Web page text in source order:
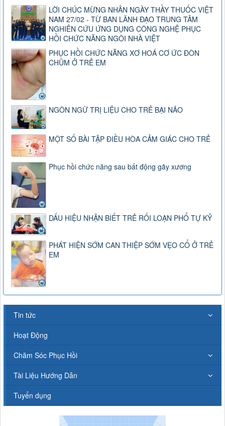
LỜI CHÚC MỪNG NHÂN NGÀY THẦY THUỐC VIỆT
NAM 27/02 - TỪ BAN LÃNH ĐẠO TRUNG TÂM
NGHIÊN CỨU ỨNG DỤNG CÔNG NGHỆ PHỤC
HỒI CHỨC NĂNG NGÔI NHÀ VIỆT
PHỤC HỒI CHỨC NĂNG XƠ HOÁ CƠ ỨC ĐÒN
CHŨM Ở TRẺ EM
NGÔN NGỮ TRỊ LIỆU CHO TRẺ BẠI NÃO
MỘT SỐ BÀI TẬP ĐIỀU HÒA CẢM GIÁC CHO TRẺ
Phục hồi chức năng sau bất động gãy xương
DẤU HIỆU NHẬN BIẾT TRẺ RỐI LOẠN PHỔ TỰ KỶ
PHÁT HIỆN SỚM CAN THIỆP SỚM VẸO CỔ Ở TRẺ
EM
Tin tức
Hoạt Động
Chăm Sóc Phục Hồi
Tài Liệu Hướng Dẫn
Tuyển dụng